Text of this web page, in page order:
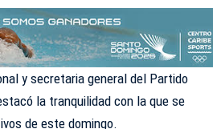
y secretaria general del Partido
la tranquilidad con la que se
de este domingo.